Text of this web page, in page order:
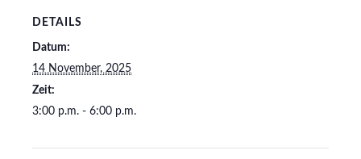
DETAILS
Datum:
14 November, 2025
Zeit:
3:00 p.m. - 6:00 p.m.